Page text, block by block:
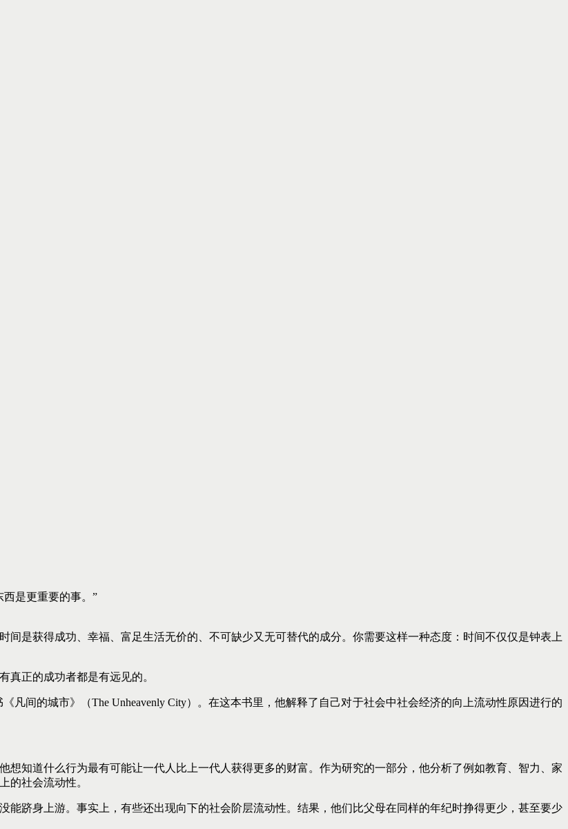
是更重要的事。”
是获得成功、幸福、富足生活无价的、不可缺少又无可替代的成分。你需要这样一种态度：时间不仅仅是钟表上
真正的成功者都是有远见的。
凡间的城市》（The Unheavenly City）。在这本书里，他解释了自己对于社会中社会经济的向上流动性原因进行的
知道什么行为最有可能让一代人比上一代人获得更多的财富。作为研究的一部分，他分析了例如教育、智力、家
的社会流动性。
跻身上游。事实上，有些还出现向下的社会阶层流动性。结果，他们比父母在同样的年纪时挣得更少，甚至要少